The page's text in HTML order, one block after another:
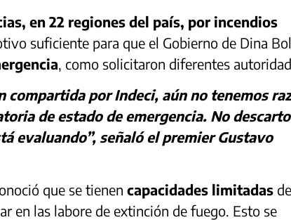
en 22 regiones del país, por incendios
suficiente para que el Gobierno de Dina
, como solicitaron diferentes
compartida por Indeci, aún no tenemos
de estado de emergencia. No
evaluando”, señaló el premier Gustavo
que se tienencapacidades limitadas de
en las labore de extinción de fuego. Esto se